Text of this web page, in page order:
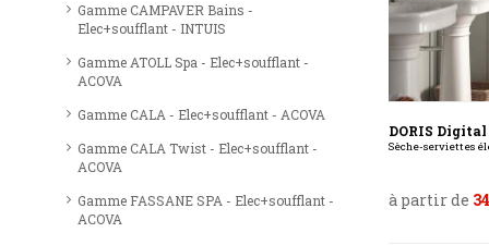
Gamme CAMPAVER Bains -
Elec+soufflant - INTUIS
Gamme ATOLL Spa - Elec+soufflant -
ACOVA
Gamme CALA - Elec+soufflant - ACOVA
Gamme CALA Twist - Elec+soufflant -
ACOVA
Gamme FASSANE SPA - Elec+soufflant -
ACOVA
DORIS
Sèche-serviettes
à partir de